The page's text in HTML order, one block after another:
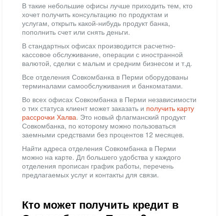
В такие небольшие офисы лучше приходить тем, кто
хочет получить консультацию по продуктам и
услугам, открыть какой-нибудь продукт банка,
пополнить счет или снять деньги.
В стандартных офисах производится расчетно-
кассовое обслуживание, операции с иностранной
валютой, сделки с малым и средним бизнесом и т.д.
Все отделения Совкомбанка в Перми оборудованы
терминалами самообслуживания и банкоматами.
Во всех офисах Совкомбанка в Перми независимости
о тих статуса клиент может заказать и получить карту
рассрочки Халва. Это новый флагманский продукт
Совкомбанка, по которому можно пользоваться
заемными средствами без процентов 12 месяцев.
Найти адреса отделения Совкомбанка в Перми
можно на карте. Дл большего удобства у каждого
отделения прописан график работы, перечень
предлагаемых услуг и контакты для связи.
Кто может получить кредит в